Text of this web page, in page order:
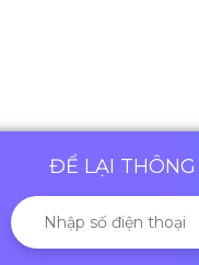
ĐỂ LẠI THÔNG